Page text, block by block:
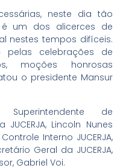
neste dia tão
um dos alicerces de
nestes tempos difíceis.
celebrações de
moções honrosas
o presidente Mansur
de
Lincoln Nunes
Interno JUCERJA,
Geral da JUCERJA,
Gabriel Voi.